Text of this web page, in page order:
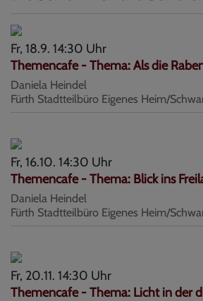
Fr, 18.9. 14:30 Uhr
Themencafe - Thema: Als die
Daniela Heindel
Fürth Stadtteilbüro Eigenes Heim/
Fr, 16.10. 14:30 Uhr
Themencafe - Thema: Blick ins
Daniela Heindel
Fürth Stadtteilbüro Eigenes Heim/
Fr, 20.11. 14:30 Uhr
Themencafe - Thema: Licht in der